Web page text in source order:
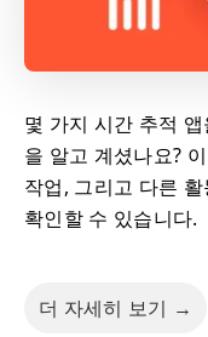
몇 가지 시간 추적
을 알고 계셨나요?
작업, 그리고 다른
확인할 수 있습니다.
더 자세히 보기 →